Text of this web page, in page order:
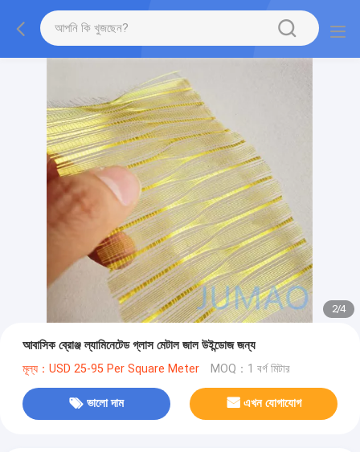
2/4
আবাসিক ব্রোঞ্জ ল্যামিনেটেড গ্লাস মেটাল জাল উইন্ডোজ জন্য
মূল্য：USD 25-95 Per Square Meter MOQ：1 বর্গ মিটার
ভালো দাম এখন যোগাযোগ